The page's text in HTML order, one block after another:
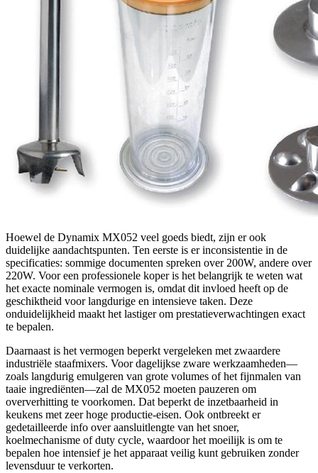
Hoewel de Dynamix MX052 veel goeds biedt, zijn er ook
duidelijke aandachtspunten. Ten eerste is er inconsistentie in de
specificaties: sommige documenten spreken over 200W, andere over
220W. Voor een professionele koper is het belangrijk te weten wat
het exacte nominale vermogen is, omdat dit invloed heeft op de
geschiktheid voor langdurige en intensieve taken. Deze
onduidelijkheid maakt het lastiger om prestatieverwachtingen exact
te bepalen.
Daarnaast is het vermogen beperkt vergeleken met zwaardere
industriële staafmixers. Voor dagelijkse zware werkzaamheden—
zoals langdurig emulgeren van grote volumes of het fijnmalen van
taaie ingrediënten—zal de MX052 moeten pauzeren om
oververhitting te voorkomen. Dat beperkt de inzetbaarheid in
keukens met zeer hoge productie-eisen. Ook ontbreekt er
gedetailleerde info over aansluitlengte van het snoer,
koelmechanisme of duty cycle, waardoor het moeilijk is om te
bepalen hoe intensief je het apparaat veilig kunt gebruiken zonder
levensduur te verkorten.